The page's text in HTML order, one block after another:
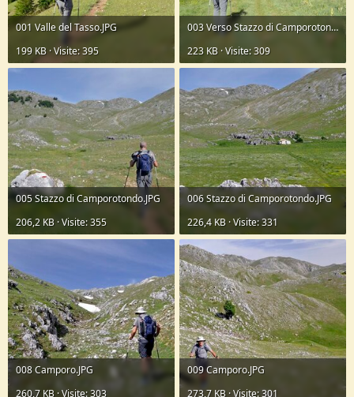
001 Valle del Tasso.JPG
199 KB · Visite: 395
003 Verso Stazzo di Camporotondo.JPG
223 KB · Visite: 309
005 Stazzo di Camporotondo.JPG
206,2 KB · Visite: 355
006 Stazzo di Camporotondo.JPG
226,4 KB · Visite: 331
008 Camporo.JPG
260,7 KB · Visite: 303
009 Camporo.JPG
273,7 KB · Visite: 301